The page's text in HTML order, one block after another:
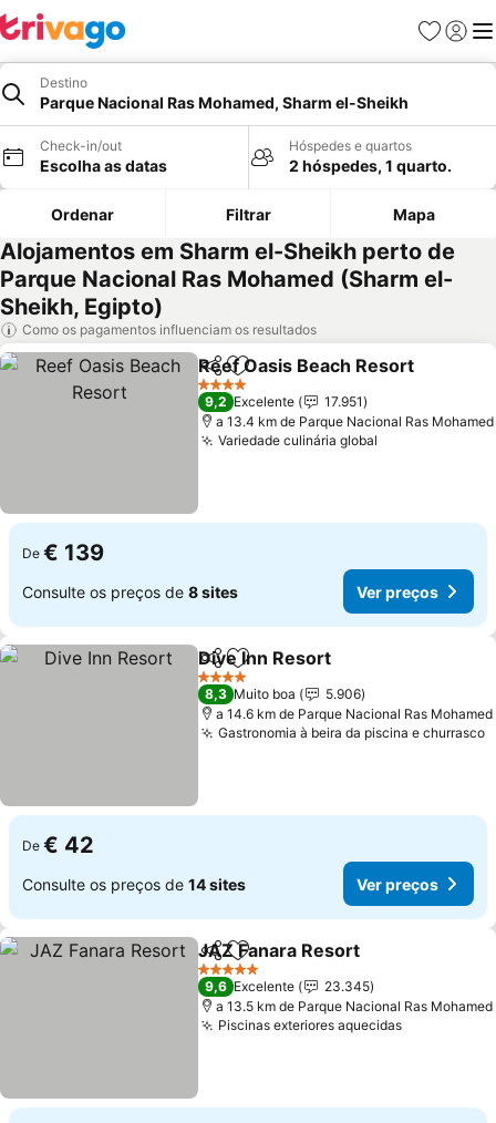
Favoritos
Iniciar
Destino
Parque Nacional Ras Mohamed, Sharm el-Sheikh
Check-in/out
Escolha as datas
Hóspedes e quartos
2 hóspedes, 1 quarto.
Ordenar Filtrar Mapa
Alojamentos em Sharm el-Sheikh perto de
Parque Nacional Ras Mohamed (Sharm el-
Sheikh, Egipto)
Como os pagamentos influenciam os resultados
PartilharAdicionar aos favoritos
Reef Oasis Beach Resort
4 Estrelas
9,2 Excelente
17.951
a 13.4 km de Parque Nacional Ras Mohamed
Variedade culinária global
De € 139
Consulte os preços de 8 sites Ver preços
PartilharAdicionar aos favoritos
Dive Inn Resort
4 Estrelas
8,3 Muito boa
5.906
a 14.6 km de Parque Nacional Ras Mohamed
Gastronomia à beira da piscina e churrasco
De € 42
Consulte os preços de 14 sites Ver preços
PartilharAdicionar aos favoritos
JAZ Fanara Resort
5 Estrelas
9,6 Excelente
23.345
a 13.5 km de Parque Nacional Ras Mohamed
Piscinas exteriores aquecidas